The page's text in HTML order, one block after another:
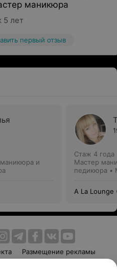
маникюра
5 лет
первый отзыв
и
Стаж 4 года
Мастер
педикюра •
A La
Размещение рекламы